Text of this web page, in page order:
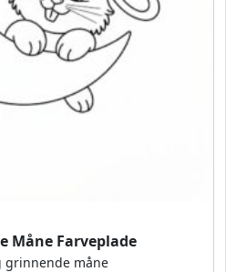
Måne Farveplade
grinnende måne